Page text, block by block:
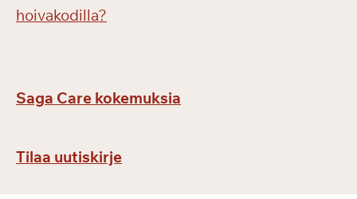
hoivakodilla?
Saga Care kokemuksia
Tilaa uutiskirje